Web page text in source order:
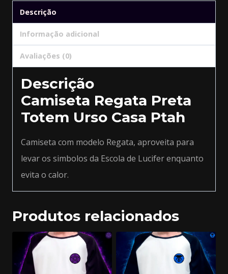
Descrição
Informação adicional
Avaliações (0)
Descrição
Camiseta Regata Preta
Totem Urso Casa Ptah
Camiseta com modelo Regata, aproveita para
levar os simbolos da Escola de Lucifer enquanto
evita o calor.
Produtos relacionados